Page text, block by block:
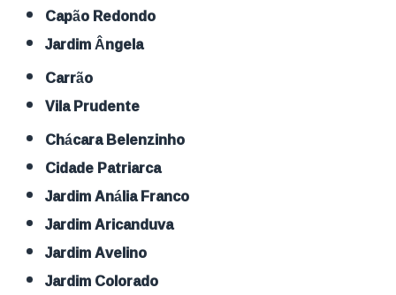
Capão Redondo
Jardim Ângela
Carrão
Vila Prudente
Chácara Belenzinho
Cidade Patriarca
Jardim Anália Franco
Jardim Aricanduva
Jardim Avelino
Jardim Colorado